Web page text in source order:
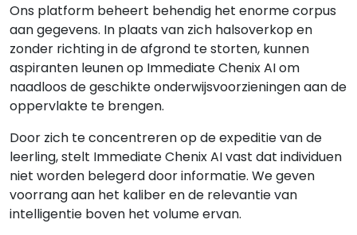
Ons platform beheert behendig het enorme corpus
aan gegevens. In plaats van zich halsoverkop en
zonder richting in de afgrond te storten, kunnen
aspiranten leunen op Immediate Chenix AI om
naadloos de geschikte onderwijsvoorzieningen aan de
oppervlakte te brengen.
Door zich te concentreren op de expeditie van de
leerling, stelt Immediate Chenix AI vast dat individuen
niet worden belegerd door informatie. We geven
voorrang aan het kaliber en de relevantie van
intelligentie boven het volume ervan.